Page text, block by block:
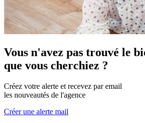
Vous n'avez pas trouvé le
que vous cherchiez ?
Créez votre alerte et recevez par email
les nouveautés de l'agence
Créer une alerte mail